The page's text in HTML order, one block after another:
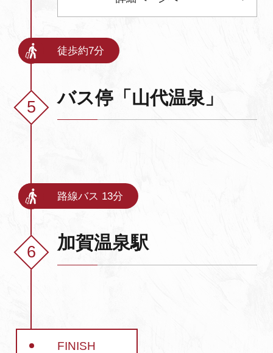
徒歩約7分
バス停「山代温泉」
路線バス 13分
加賀温泉駅
FINISH